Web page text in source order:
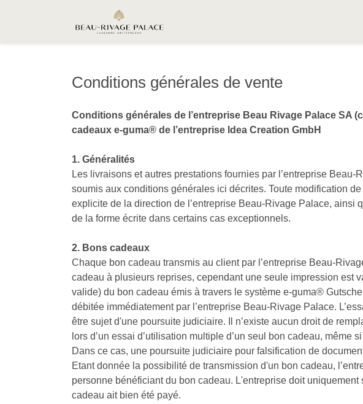
Conditions générales de vente
Conditions générales de l’entreprise Beau Rivage Palace SA
cadeaux e-guma® de l’entreprise Idea Creation GmbH
1. Généralités
Les livraisons et autres prestations fournies par l’entreprise
soumis aux conditions générales ici décrites. Toute modification
explicite de la direction de l’entreprise Beau-Rivage Palace, ainsi
de la forme écrite dans certains cas exceptionnels.
2. Bons cadeaux
Chaque bon cadeau transmis au client par l’entreprise Beau-
cadeau à plusieurs reprises, cependant une seule impression est
valide) du bon cadeau émis à travers le système e-guma®
débitée immédiatement par l’entreprise Beau-Rivage Palace.
être sujet d'une poursuite judiciaire. Il n’existe aucun droit de
lors d’un essai d’utilisation multiple d’un seul bon cadeau,
Dans ce cas, une poursuite judiciaire pour falsification de
Etant donnée la possibilité de transmission d'un bon cadeau,
personne bénéficiant du bon cadeau. L'entreprise doit
cadeau ait bien été payé.